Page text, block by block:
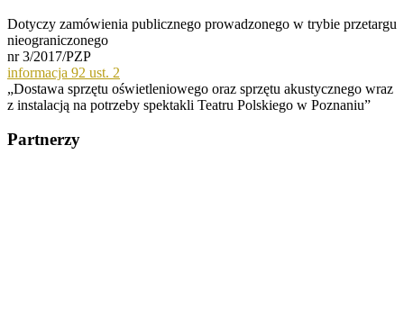
Dotyczy zamówienia publicznego prowadzonego w trybie przetargu
nieograniczonego
nr 3/2017/PZP
informacja 92 ust. 2
„Dostawa sprzętu oświetleniowego oraz sprzętu akustycznego wraz
z instalacją na potrzeby spektakli Teatru Polskiego w Poznaniu”
Partnerzy